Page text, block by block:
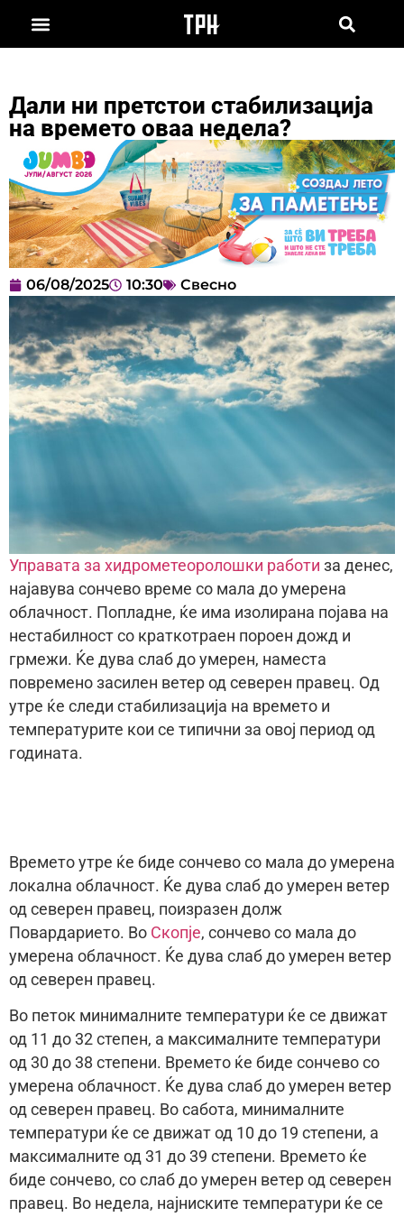
Дали ни претстои стабилизација
на времето оваа недела?
06/08/2025 10:30 Свесно
Управата за хидрометеоролошки работи за денес,
најавува сончево време со мала до умерена
облачност. Попладне, ќе има изолирана појава на
нестабилност со краткотраен пороен дожд и
грмежи. Ќе дува слаб до умерен, наместа
повремено засилен ветер од северен правец. Од
утре ќе следи стабилизација на времето и
температурите кои се типични за овој период од
годината.
Времето утре ќе биде сончево со мала до умерена
локална облачност. Ќе дува слаб до умерен ветер
од северен правец, поизразен долж
Повардарието. Во Скопје, сончево со мала до
умерена облачност. Ќе дува слаб до умерен ветер
од северен правец.
Во петок минималните температури ќе се движат
од 11 до 32 степен, а максималните температури
од 30 до 38 степени. Времето ќе биде сончево со
умерена облачност. Ќе дува слаб до умерен ветер
од северен правец. Во сабота, минималните
температури ќе се движат од 10 до 19 степени, а
максималните од 31 до 39 степени. Времето ќе
биде сончево, со слаб до умерен ветер од северен
правец. Во недела, најниските температури ќе се